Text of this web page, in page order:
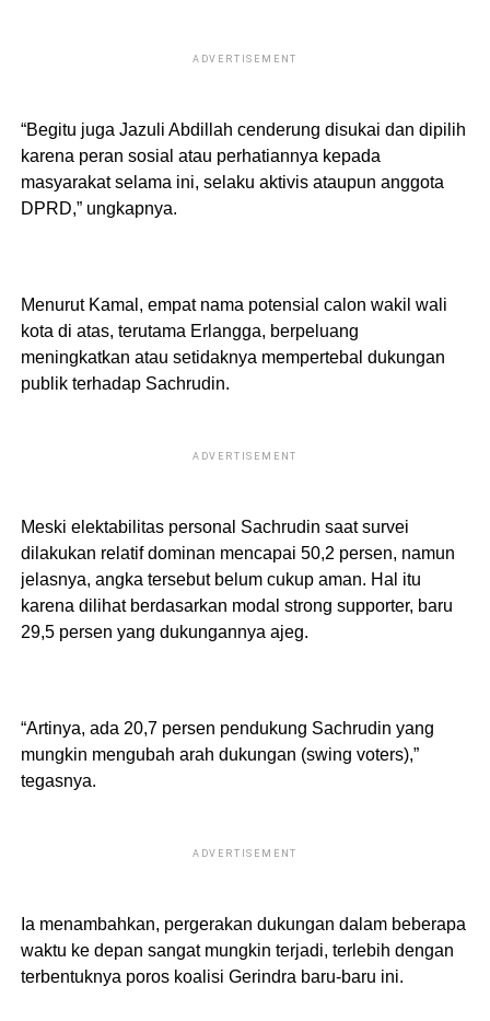
ADVERTISEMENT
“Begitu juga Jazuli Abdillah cenderung disukai dan dipilih
karena peran sosial atau perhatiannya kepada
masyarakat selama ini, selaku aktivis ataupun anggota
DPRD,” ungkapnya.
Menurut Kamal, empat nama potensial calon wakil wali
kota di atas, terutama Erlangga, berpeluang
meningkatkan atau setidaknya mempertebal dukungan
publik terhadap Sachrudin.
ADVERTISEMENT
Meski elektabilitas personal Sachrudin saat survei
dilakukan relatif dominan mencapai 50,2 persen, namun
jelasnya, angka tersebut belum cukup aman. Hal itu
karena dilihat berdasarkan modal strong supporter, baru
29,5 persen yang dukungannya ajeg.
“Artinya, ada 20,7 persen pendukung Sachrudin yang
mungkin mengubah arah dukungan (swing voters),”
tegasnya.
ADVERTISEMENT
Ia menambahkan, pergerakan dukungan dalam beberapa
waktu ke depan sangat mungkin terjadi, terlebih dengan
terbentuknya poros koalisi Gerindra baru-baru ini.